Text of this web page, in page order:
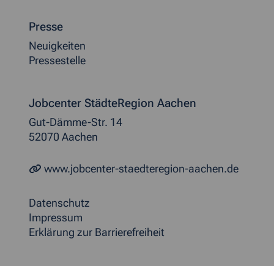
Presse
Neuigkeiten
Pressestelle
Jobcenter StädteRegion Aachen
Gut-Dämme-Str. 14
52070 Aachen
www.jobcenter-staedteregion-aachen.de
Datenschutz
Impressum
Erklärung zur Barrierefreiheit